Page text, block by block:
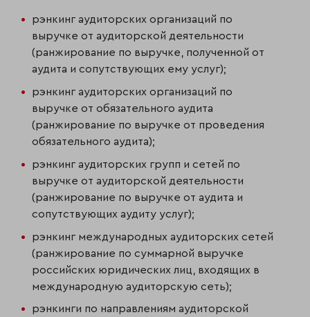
рэнкинг аудиторских организаций по
выручке от аудиторской деятельности
(ранжирование по выручке, полученной от
аудита и сопутствующих ему услуг);
рэнкинг аудиторских организаций по
выручке от обязательного аудита
(ранжирование по выручке от проведения
обязательного аудита);
рэнкинг аудиторских групп и сетей по
выручке от аудиторской деятельности
(ранжирование по выручке от аудита и
сопутствующих аудиту услуг);
рэнкинг международных аудиторских сетей
(ранжирование по суммарной выручке
российских юридических лиц, входящих в
международную аудиторскую сеть);
рэнкинги по направлениям аудиторской